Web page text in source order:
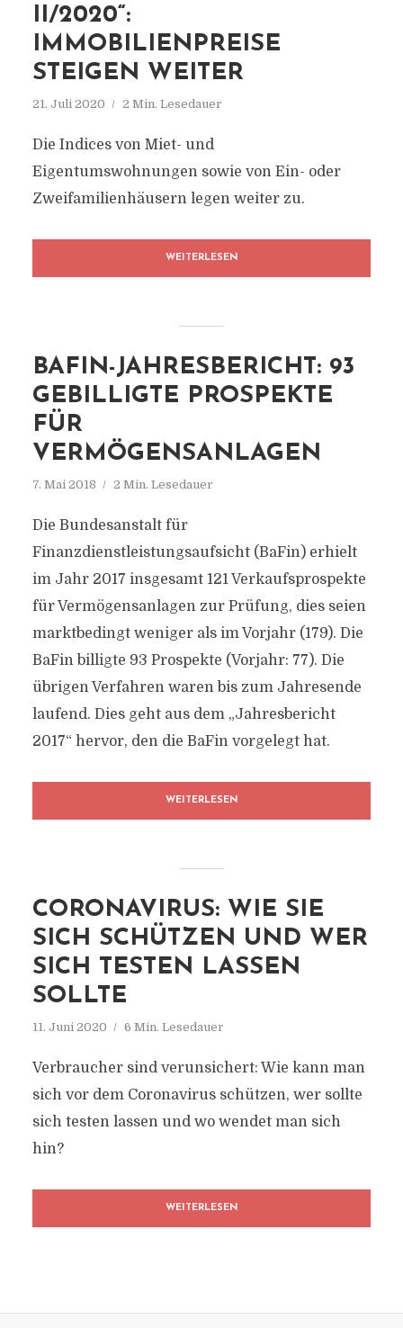
II/2020“:
IMMOBILIENPREISE
STEIGEN WEITER
21. Juli 2020 2 Min. Lesedauer
Die Indices von Miet- und
Eigentumswohnungen sowie von Ein- oder
Zweifamilienhäusern legen weiter zu.
WEITERLESEN
BAFIN-JAHRESBERICHT: 93
GEBILLIGTE PROSPEKTE
FÜR
VERMÖGENSANLAGEN
7. Mai 2018 2 Min. Lesedauer
Die Bundesanstalt für
Finanzdienstleistungsaufsicht (BaFin) erhielt
im Jahr 2017 insgesamt 121 Verkaufsprospekte
für Vermögensanlagen zur Prüfung, dies seien
marktbedingt weniger als im Vorjahr (179). Die
BaFin billigte 93 Prospekte (Vorjahr: 77). Die
übrigen Verfahren waren bis zum Jahresende
laufend. Dies geht aus dem „Jahresbericht
2017“ hervor, den die BaFin vorgelegt hat.
WEITERLESEN
CORONAVIRUS: WIE SIE
SICH SCHÜTZEN UND WER
SICH TESTEN LASSEN
SOLLTE
11. Juni 2020 6 Min. Lesedauer
Verbraucher sind verunsichert: Wie kann man
sich vor dem Coronavirus schützen, wer sollte
sich testen lassen und wo wendet man sich
hin?
WEITERLESEN